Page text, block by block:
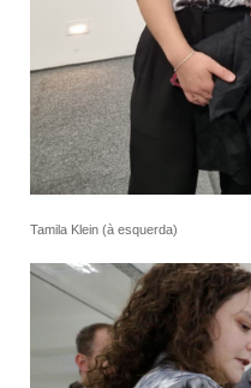
Tamila Klein (à esquerda)